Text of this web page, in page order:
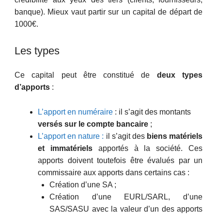
banque). Mieux vaut partir sur un capital de départ de
1000€.
Les types
Ce capital peut être constitué de deux types
d’apports :
L’apport en numéraire : il s’agit des montants
versés sur le compte bancaire ;
L’apport en nature : il s’agit desbiens matériels
et immatérielsapportés à la société. Ces
apports doivent toutefois être évalués par un
commissaire aux apports dans certains cas :
Création d’une SA ;
Création d’une EURL/SARL, d’une
SAS/SASU avec la valeur d’un des apports